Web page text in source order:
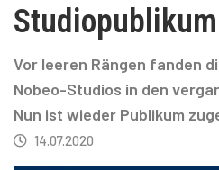
Studiopublikum
Vor leeren Rängen fanden
Nobeo-Studios in den
Nun ist wieder Publikum
14.07.2020